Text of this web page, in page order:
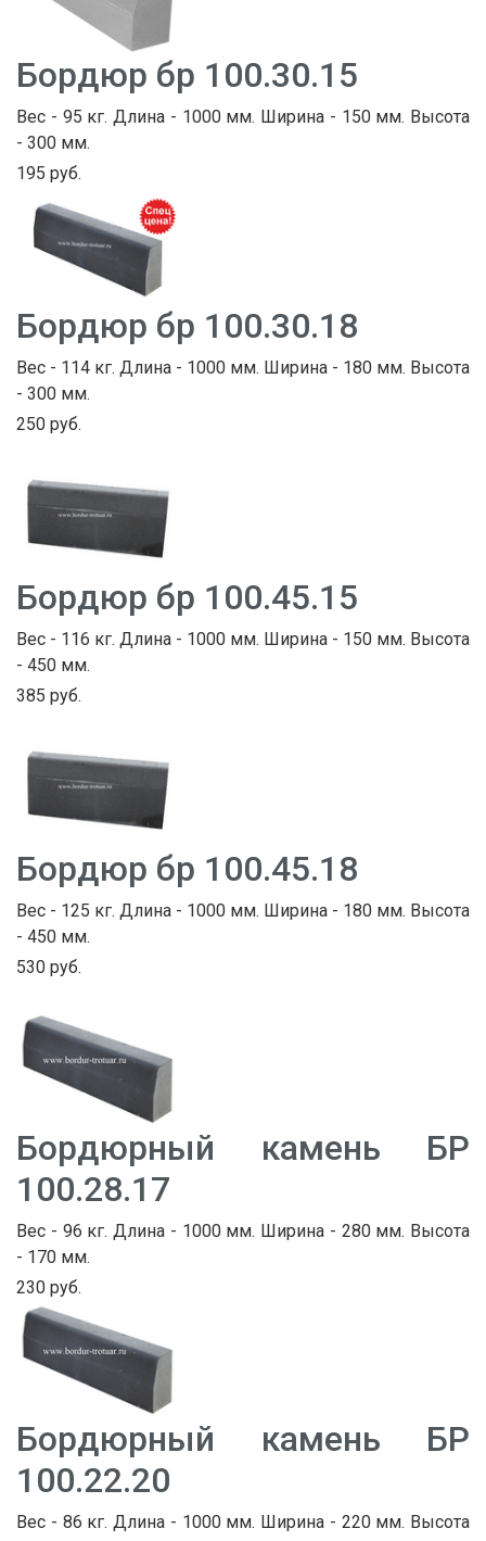
Бордюр бр 100.30.15
Вес - 95 кг. Длина - 1000 мм. Ширина - 150 мм. Высота
- 300 мм.
195 руб.
Бордюр бр 100.30.18
Вес - 114 кг. Длина - 1000 мм. Ширина - 180 мм. Высота
- 300 мм.
250 руб.
Бордюр бр 100.45.15
Вес - 116 кг. Длина - 1000 мм. Ширина - 150 мм. Высота
- 450 мм.
385 руб.
Бордюр бр 100.45.18
Вес - 125 кг. Длина - 1000 мм. Ширина - 180 мм. Высота
- 450 мм.
530 руб.
Бордюрный камень БР
100.28.17
Вес - 96 кг. Длина - 1000 мм. Ширина - 280 мм. Высота
- 170 мм.
230 руб.
Бордюрный камень БР
100.22.20
Вес - 86 кг. Длина - 1000 мм. Ширина - 220 мм. Высота